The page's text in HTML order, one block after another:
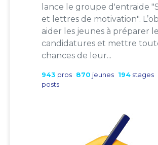
lance le groupe d'entraide
et lettres de motivation".
aider les jeunes à préparer
candidatures et mettre
chances de leur...
943 pros 870 jeunes 194 stages
posts